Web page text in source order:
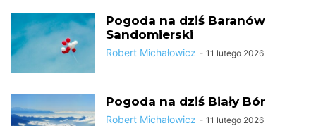
Pogoda na dziś Baranów
Sandomierski
Robert Michałowicz - 11 lutego 2026
Pogoda na dziś Biały Bór
Robert Michałowicz - 11 lutego 2026